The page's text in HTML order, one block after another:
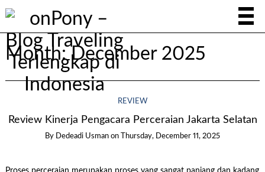
Month: December 2025
REVIEW
Review Kinerja Pengacara Perceraian Jakarta Selatan
By Dedeadi Usman on Thursday, December 11, 2025